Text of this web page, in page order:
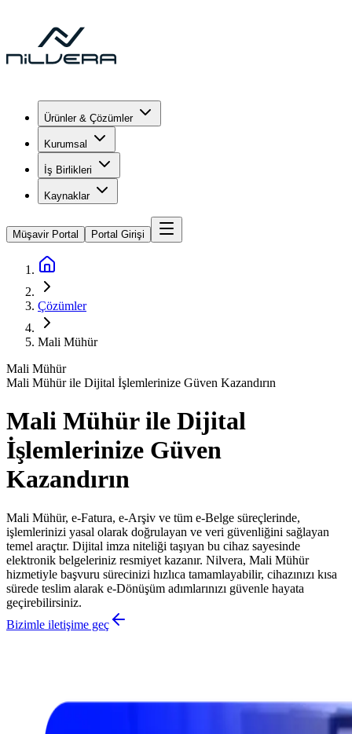
Ürünler & Çözümler
Kurumsal
İş Birlikleri
Kaynaklar
Müşavir Portal Portal Girişi
Çözümler
Mali Mühür
Mali Mühür
Mali Mühür ile Dijital İşlemlerinize Güven Kazandırın
Mali Mühür ile Dijital
İşlemlerinize Güven
Kazandırın
Mali Mühür, e-Fatura, e-Arşiv ve tüm e-Belge süreçlerinde,
işlemlerinizi yasal olarak doğrulayan ve veri güvenliğini sağlayan
temel araçtır. Dijital imza niteliği taşıyan bu cihaz sayesinde
elektronik belgeleriniz resmiyet kazanır. Nilvera, Mali Mühür
hizmetiyle başvuru sürecinizi hızlıca tamamlayabilir, cihazınızı kısa
sürede teslim alarak e-Dönüşüm adımlarınızı güvenle hayata
geçirebilirsiniz.
Bizimle iletişime geç